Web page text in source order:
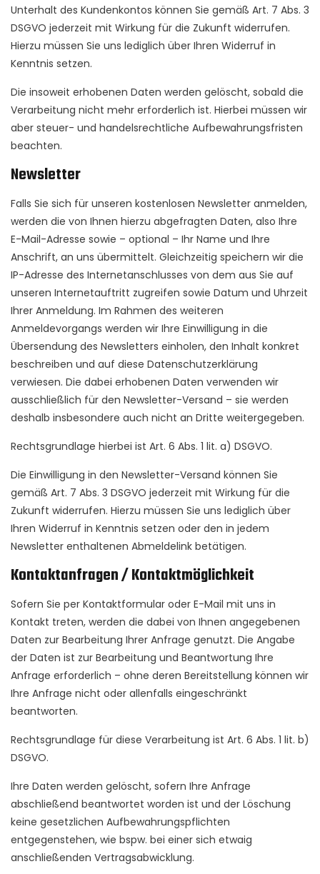
Unterhalt des Kundenkontos können Sie gemäß Art. 7 Abs. 3
DSGVO jederzeit mit Wirkung für die Zukunft widerrufen.
Hierzu müssen Sie uns lediglich über Ihren Widerruf in
Kenntnis setzen.
Die insoweit erhobenen Daten werden gelöscht, sobald die
Verarbeitung nicht mehr erforderlich ist. Hierbei müssen wir
aber steuer- und handelsrechtliche Aufbewahrungsfristen
beachten.
Newsletter
Falls Sie sich für unseren kostenlosen Newsletter anmelden,
werden die von Ihnen hierzu abgefragten Daten, also Ihre
E-Mail-Adresse sowie – optional – Ihr Name und Ihre
Anschrift, an uns übermittelt. Gleichzeitig speichern wir die
IP-Adresse des Internetanschlusses von dem aus Sie auf
unseren Internetauftritt zugreifen sowie Datum und Uhrzeit
Ihrer Anmeldung. Im Rahmen des weiteren
Anmeldevorgangs werden wir Ihre Einwilligung in die
Übersendung des Newsletters einholen, den Inhalt konkret
beschreiben und auf diese Datenschutzerklärung
verwiesen. Die dabei erhobenen Daten verwenden wir
ausschließlich für den Newsletter-Versand – sie werden
deshalb insbesondere auch nicht an Dritte weitergegeben.
Rechtsgrundlage hierbei ist Art. 6 Abs. 1 lit. a) DSGVO.
Die Einwilligung in den Newsletter-Versand können Sie
gemäß Art. 7 Abs. 3 DSGVO jederzeit mit Wirkung für die
Zukunft widerrufen. Hierzu müssen Sie uns lediglich über
Ihren Widerruf in Kenntnis setzen oder den in jedem
Newsletter enthaltenen Abmeldelink betätigen.
Kontaktanfragen / Kontaktmöglichkeit
Sofern Sie per Kontaktformular oder E-Mail mit uns in
Kontakt treten, werden die dabei von Ihnen angegebenen
Daten zur Bearbeitung Ihrer Anfrage genutzt. Die Angabe
der Daten ist zur Bearbeitung und Beantwortung Ihre
Anfrage erforderlich – ohne deren Bereitstellung können wir
Ihre Anfrage nicht oder allenfalls eingeschränkt
beantworten.
Rechtsgrundlage für diese Verarbeitung ist Art. 6 Abs. 1 lit. b)
DSGVO.
Ihre Daten werden gelöscht, sofern Ihre Anfrage
abschließend beantwortet worden ist und der Löschung
keine gesetzlichen Aufbewahrungspflichten
entgegenstehen, wie bspw. bei einer sich etwaig
anschließenden Vertragsabwicklung.